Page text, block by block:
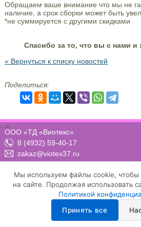
Обращаем ваше внимание что мы не
наличие, а срок сборки может быть
*не суммируется с другими скидками
Спасибо за то, что вы с нами и
« Вернуться к списку новостей
Поделиться:
ООО «ТД «Виотекс»
8 (4932) 59-40-17
zakaz@viotex37.ru
Положение о конфиденциальности и
Условия
-->
Мы используем файлы cookie, чтобы
на сайте. Продолжая использовать
Политикой
Принять все